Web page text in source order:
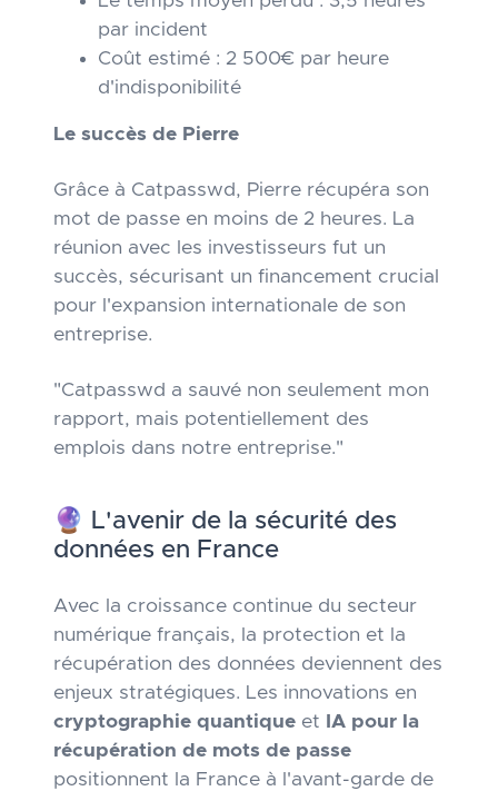
par incident
Coût estimé : 2 500€ par heure
d'indisponibilité
Le succès de Pierre
Grâce à Catpasswd, Pierre récupéra son
mot de passe en moins de 2 heures. La
réunion avec les investisseurs fut un
succès, sécurisant un financement crucial
pour l'expansion internationale de son
entreprise.
"Catpasswd a sauvé non seulement mon
rapport, mais potentiellement des
emplois dans notre entreprise."
🔮 L'avenir de la sécurité des
données en France
Avec la croissance continue du secteur
numérique français, la protection et la
récupération des données deviennent des
enjeux stratégiques. Les innovations en
cryptographie quantique et
IA pour la
récupération de mots de passe
positionnent la France à l'avant-garde de